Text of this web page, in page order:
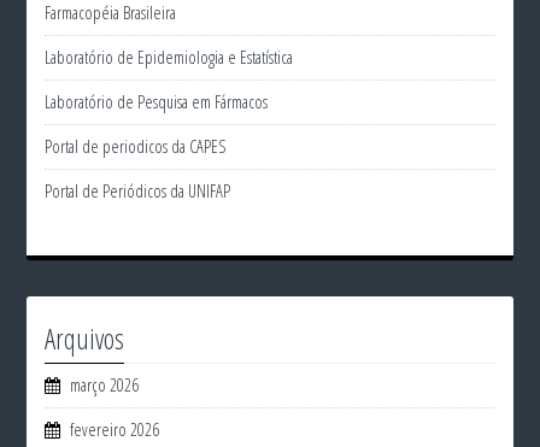
Farmacopéia Brasileira
Laboratório de Epidemiologia e Estatística
Laboratório de Pesquisa em Fármacos
Portal de periodicos da CAPES
Portal de Periódicos da UNIFAP
Arquivos
março 2026
fevereiro 2026